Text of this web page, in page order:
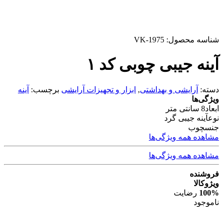
شناسه محصول: VK-1975
آینه جیبی چوبی کد ۱
دسته: آرایشی و بهداشتی, ابزار و تجهیزات آرایشی برچسب: آینه
ویژگی‌ها
ابعاد8 سانتی متر
نوعآینه جیبی گرد
جنسچوب
مشاهده همه ویژگی‌ها
مشاهده همه ویژگی‌ها
فروشنده
ویژوکالا
100% رضایت
ناموجود